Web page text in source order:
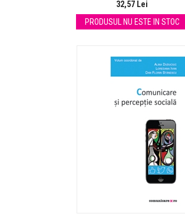
32,57 Lei
PRODUSUL NU ESTE IN STOC